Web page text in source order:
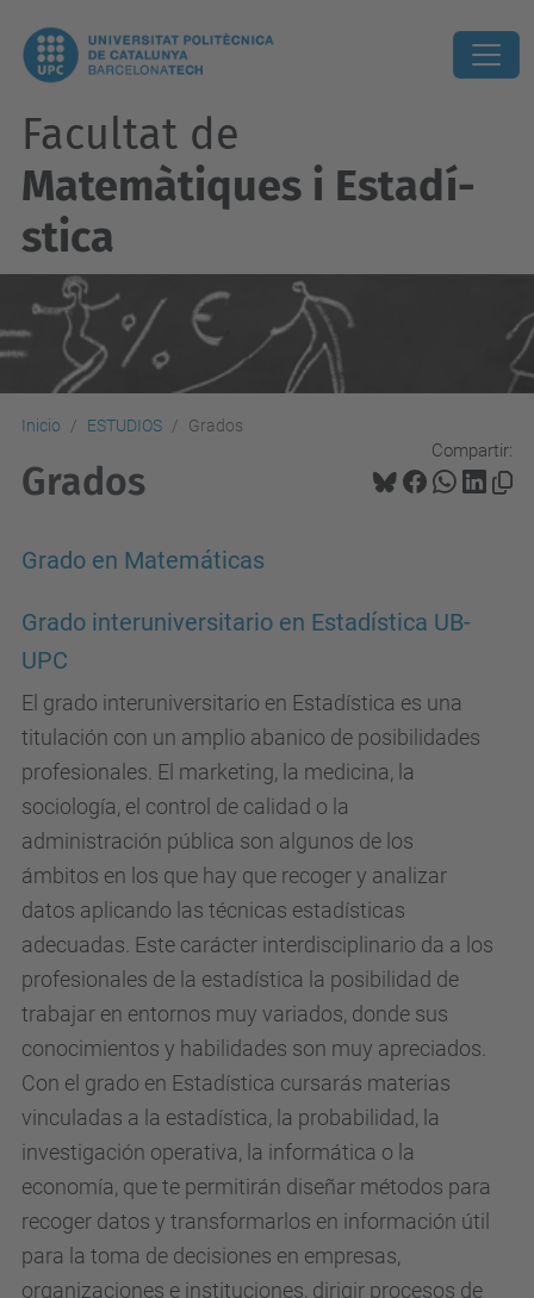
Facultat de
Matemàtiques i Estadí­
stica
Inicio ESTUDIOS Grados
Compartir:
Grados
Grado en Matemáticas
Grado interuniversitario en Estadística UB-
UPC
El grado interuniversitario en Estadística es una
titulación con un amplio abanico de posibilidades
profesionales. El marketing, la medicina, la
sociología, el control de calidad o la
administración pública son algunos de los
ámbitos en los que hay que recoger y analizar
datos aplicando las técnicas estadísticas
adecuadas. Este carácter interdisciplinario da a los
profesionales de la estadística la posibilidad de
trabajar en entornos muy variados, donde sus
conocimientos y habilidades son muy apreciados.
Con el grado en Estadística cursarás materias
vinculadas a la estadística, la probabilidad, la
investigación operativa, la informática o la
economía, que te permitirán diseñar métodos para
recoger datos y transformarlos en información útil
para la toma de decisiones en empresas,
organizaciones e instituciones, dirigir procesos de